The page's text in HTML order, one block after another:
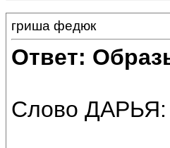
гриша федюк
Ответ:
Слово ДАРЬЯ: